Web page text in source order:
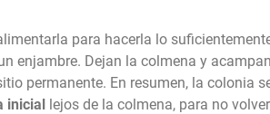
para hacerla lo
enjambre. Dejan la colmena y
permanente. En resumen, la colonia
inicial lejos de la colmena, para no